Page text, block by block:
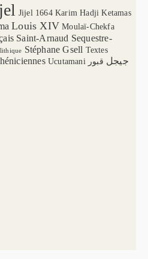
Jijel 1664 Karim Hadji Ketamas
Louis XIV Moulaï-Chekfa
Saint-Arnaud Sequestre-
Stéphane Gsell Textes
Ucutamani جيجل قبور